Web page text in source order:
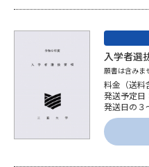
志望校・出願校を調べる
併願校選び
先輩が入学を決めた理由
入学者選
願書は含みま
料金（送料
発送予定日
発送日の３